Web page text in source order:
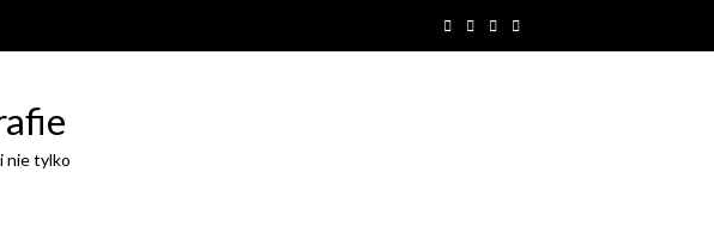
nie tylko